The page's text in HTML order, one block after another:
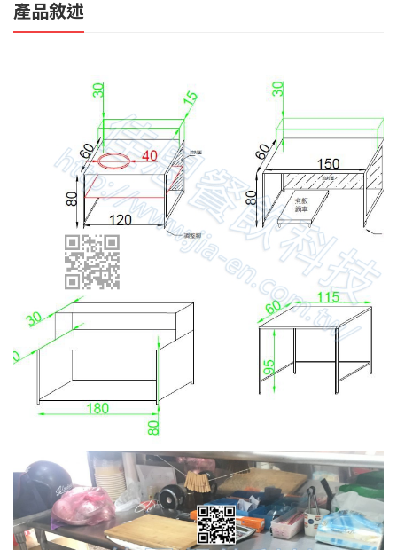
產品敘述